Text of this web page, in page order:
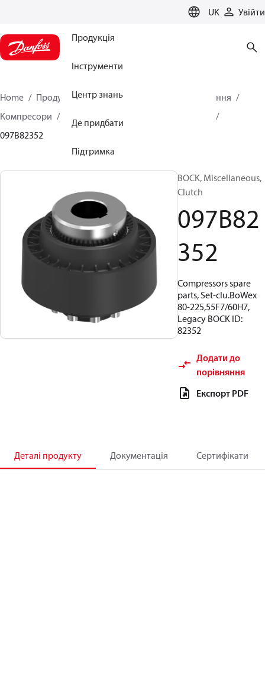
UK Увійти
Продукція
Інструменти
Центр знань
Де придбати
Підтримка
Home Продукція
Кліматичні рішення для опалення
Компресори
BOCK Аксесуари та запасні частини
097B82352
BOCK, Miscellaneous,
Clutch
097B82
352
Compressors spare
parts, Set-clu.BoWex
80-225,55F7/60H7,
Legacy BOCK ID:
82352
Додати до
порівняння
Експорт PDF
Деталі продукту Документація Сертифікати